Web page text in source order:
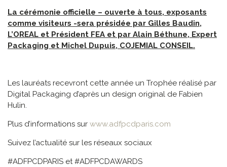
La cérémonie officielle – ouverte à tous, exposants
comme visiteurs -sera présidée par Gilles Baudin,
L’OREAL et Président FEA et par Alain Béthune, Expert
Packaging et Michel Dupuis, COJEMIAL CONSEIL.
Les lauréats recevront cette année un Trophée réalisé par
Digital Packaging d’après un design original de Fabien
Hulin.
Plus d’informations sur www.adfpcdparis.com
Suivez l’actualité sur les réseaux sociaux
#ADFPCDPARIS et #ADFPCDAWARDS